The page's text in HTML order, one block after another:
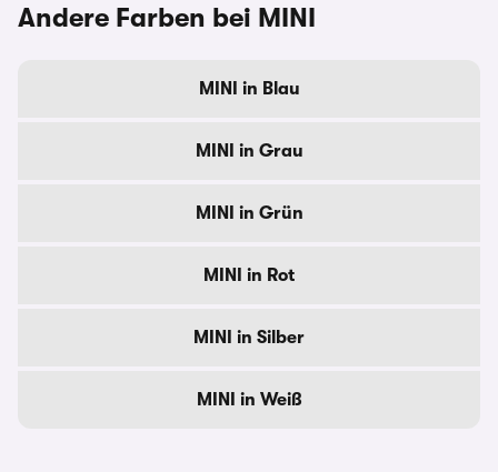
Andere Farben bei MINI
MINI in Blau
MINI in Grau
MINI in Grün
MINI in Rot
MINI in Silber
MINI in Weiß